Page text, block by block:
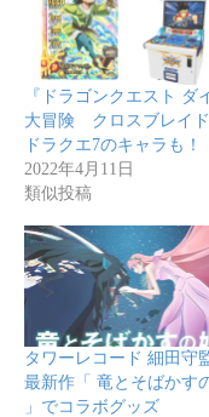
『ドラゴンクエスト ダ
大冒険 クロスブレイド
ドラクエ7のキャラも！
2022年4月11日
類似投稿
タワーレコード 細田守
最新作「 竜とそばかす
」でコラボグッズ